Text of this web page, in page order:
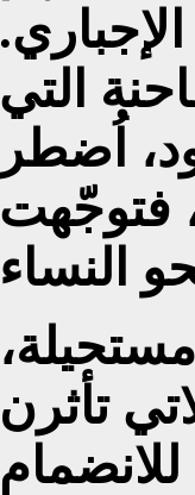
التي
اُضطر
فتوجّهت
تأثرن